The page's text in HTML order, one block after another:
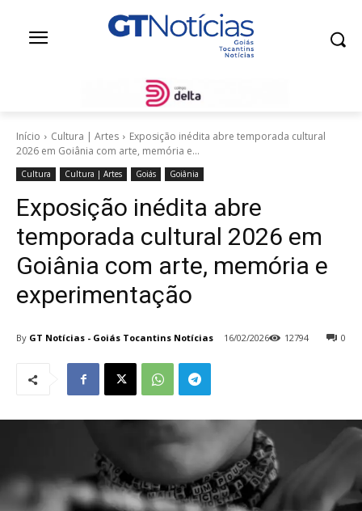
Início Cultura | Artes
Exposição inédita abre temporada cultural
2026 em Goiânia com arte, memória e...
Cultura Cultura | Artes Goiás Goiânia
Exposição inédita abre
temporada cultural 2026 em
Goiânia com arte, memória e
experimentação
By GT Notícias - Goiás Tocantins Notícias 16/02/2026 0
12794